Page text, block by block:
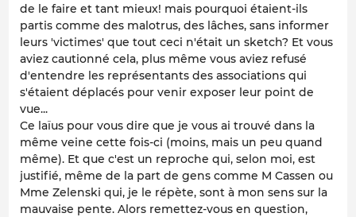
de le faire et tant mieux! mais pourquoi étaient-ils
partis comme des malotrus, des lâches, sans informer
leurs 'victimes' que tout ceci n'était un sketch? Et vous
aviez cautionné cela, plus même vous aviez refusé
d'entendre les représentants des associations qui
s'étaient déplacés pour venir exposer leur point de
vue...
Ce laïus pour vous dire que je vous ai trouvé dans la
même veine cette fois-ci (moins, mais un peu quand
même). Et que c'est un reproche qui, selon moi, est
justifié, même de la part de gens comme M Cassen ou
Mme Zelenski qui, je le répète, sont à mon sens sur la
mauvaise pente. Alors remettez-vous en question,